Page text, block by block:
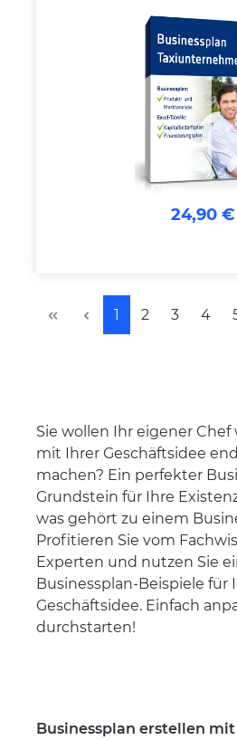
24,90 €
Seite
1 Seite
2 Seite
3 Seite
4
Sie wollen Ihr eigener
mit Ihrer Geschäftsidee
machen? Ein perfekter
Grundstein für Ihre
was gehört zu einem
Profitieren Sie vom
Experten und nutzen Sie
Businessplan-Beispiele für
Geschäftsidee. Einfach
durchstarten!
Businessplan erstellen